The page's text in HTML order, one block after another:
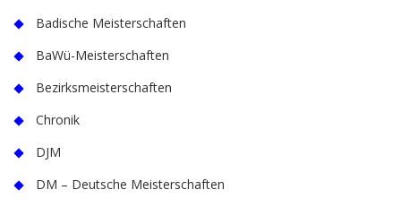
Badische Meisterschaften
BaWü-Meisterschaften
Bezirksmeisterschaften
Chronik
DJM
DM – Deutsche Meisterschaften